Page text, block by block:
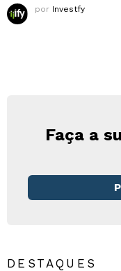
por Investfy
Faça a
DESTAQUES